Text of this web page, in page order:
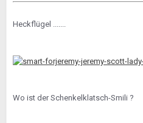
Heckflügel .......
Wo ist der Schenkelklatsch-Smili ?